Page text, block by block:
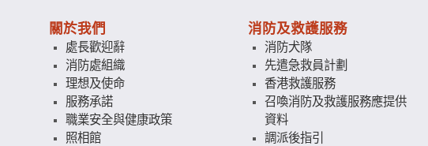
關於我們
處長歡迎辭
消防處組織
理想及使命
服務承諾
職業安全與健康政策
照相館
消防及救護服務
消防犬隊
先遣急救員計劃
香港救護服務
召喚消防及救護服務應提供
資料
調派後指引